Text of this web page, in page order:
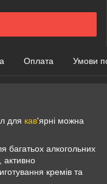
Оплата Умови
для кав'ярні можна
багатьох алкогольних
активно
кремів та